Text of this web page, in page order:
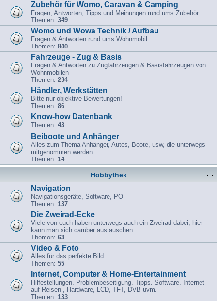
Zubehör für Womo, Caravan & Camping
Fragen, Antworten, Tipps und Meinungen rund ums Zubehör
Themen: 349
Womo und Wowa Technik / Aufbau
Fragen & Antworten rund ums Wohnmobil
Themen: 840
Fahrzeuge - Zug & Basis
Fragen & Antworten zu Zugfahrzeugen & Basisfahrzeugen von
Wohnmobilen
Themen: 234
Händler, Werkstätten
Bitte nur objektive Bewertungen!
Themen: 86
Know-how Datenbank
Themen: 43
Beiboote und Anhänger
Alles zum Thema Anhänger, Autos, Boote, usw, die unterwegs
mitgenommen werden
Themen: 14
Hobbythek
Navigation
Navigationsgeräte, Software, POI
Themen: 137
Die Zweirad-Ecke
Viele von euch haben unterwegs auch ein Zweirad dabei, hier
kann man sich darüber austauschen
Themen: 63
Video & Foto
Alles für das perfekte Bild
Themen: 55
Internet, Computer & Home-Entertainment
Hilfestellungen, Problembeseitigung, Tipps, Software, Internet
auf Reisen , Hardware, LCD, TFT, DVB uvm.
Themen: 133